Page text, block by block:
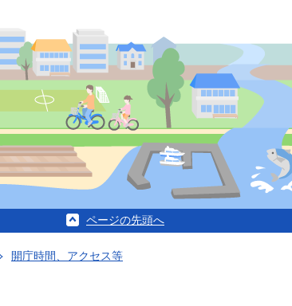
ページの先頭へ
開庁時間、アクセス等